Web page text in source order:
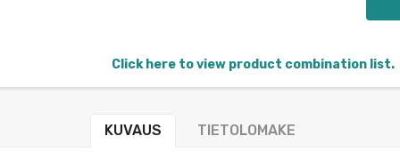
Click here to view product combination list.
KUVAUS TIETOLOMAKE